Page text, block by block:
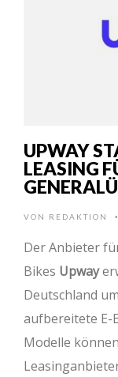
UPWAY
LEASING
VON REDAKTION
Der Anbieter
Bikes Upway
Deutschland
aufbereitete E-
Modelle